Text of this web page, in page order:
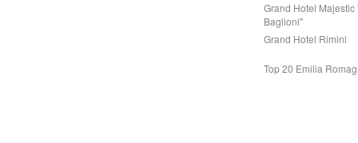
Grand Hotel Majestic
Baglioni"
Grand Hotel Rimini
Top 20 Emilia